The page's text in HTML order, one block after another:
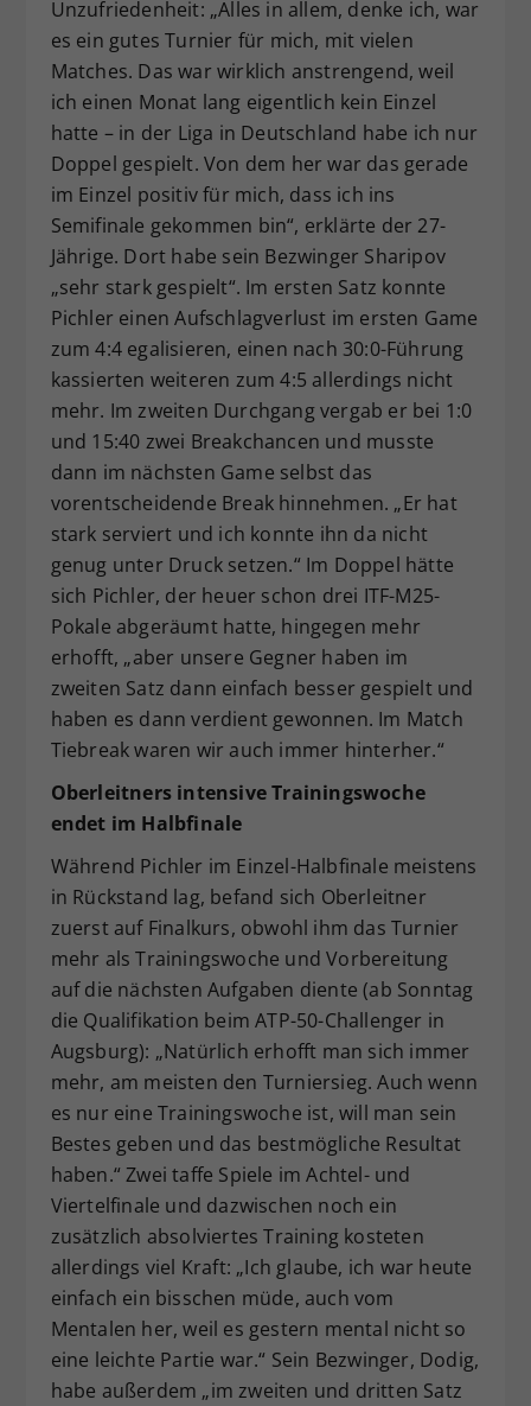
Unzufriedenheit: „Alles in allem, denke ich, war
es ein gutes Turnier für mich, mit vielen
Matches. Das war wirklich anstrengend, weil
ich einen Monat lang eigentlich kein Einzel
hatte – in der Liga in Deutschland habe ich nur
Doppel gespielt. Von dem her war das gerade
im Einzel positiv für mich, dass ich ins
Semifinale gekommen bin“, erklärte der 27-
Jährige. Dort habe sein Bezwinger Sharipov
„sehr stark gespielt“. Im ersten Satz konnte
Pichler einen Aufschlagverlust im ersten Game
zum 4:4 egalisieren, einen nach 30:0-Führung
kassierten weiteren zum 4:5 allerdings nicht
mehr. Im zweiten Durchgang vergab er bei 1:0
und 15:40 zwei Breakchancen und musste
dann im nächsten Game selbst das
vorentscheidende Break hinnehmen. „Er hat
stark serviert und ich konnte ihn da nicht
genug unter Druck setzen.“ Im Doppel hätte
sich Pichler, der heuer schon drei ITF-M25-
Pokale abgeräumt hatte, hingegen mehr
erhofft, „aber unsere Gegner haben im
zweiten Satz dann einfach besser gespielt und
haben es dann verdient gewonnen. Im Match
Tiebreak waren wir auch immer hinterher.“
Oberleitners intensive Trainingswoche
endet im Halbfinale
Während Pichler im Einzel-Halbfinale meistens
in Rückstand lag, befand sich Oberleitner
zuerst auf Finalkurs, obwohl ihm das Turnier
mehr als Trainingswoche und Vorbereitung
auf die nächsten Aufgaben diente (ab Sonntag
die Qualifikation beim ATP-50-Challenger in
Augsburg): „Natürlich erhofft man sich immer
mehr, am meisten den Turniersieg. Auch wenn
es nur eine Trainingswoche ist, will man sein
Bestes geben und das bestmögliche Resultat
haben.“ Zwei taffe Spiele im Achtel- und
Viertelfinale und dazwischen noch ein
zusätzlich absolviertes Training kosteten
allerdings viel Kraft: „Ich glaube, ich war heute
einfach ein bisschen müde, auch vom
Mentalen her, weil es gestern mental nicht so
eine leichte Partie war.“ Sein Bezwinger, Dodig,
habe außerdem „im zweiten und dritten Satz